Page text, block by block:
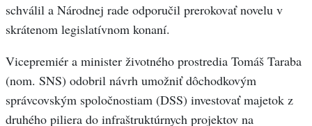
schválil a Národnej rade odporučil prerokovať novelu v
skrátenom legislatívnom konaní.
Vicepremiér a minister životného prostredia Tomáš Taraba
(nom. SNS) odobril návrh umožniť dôchodkovým
správcovským spoločnostiam (DSS) investovať majetok z
druhého piliera do infraštruktúrnych projektov na